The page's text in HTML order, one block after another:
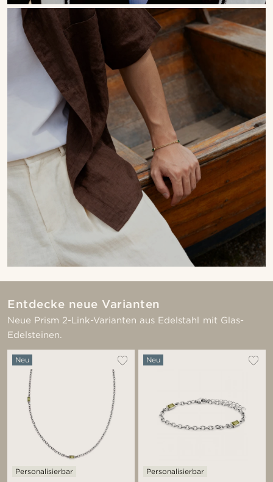
Entdecke neue Varianten
Neue Prism 2-Link-Varianten aus Edelstahl mit Glas-
Edelsteinen.
Neu
Personalisierbar
Neu
Personalisierbar